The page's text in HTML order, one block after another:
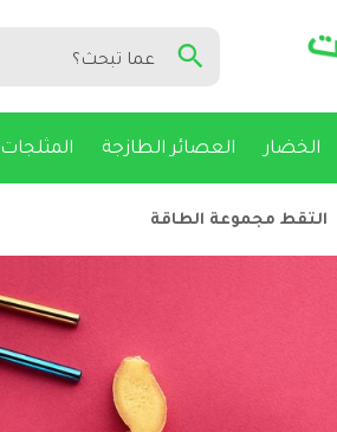
الخضار العصائر الطازجة المثلجات
التقط مجموعة الطاقة